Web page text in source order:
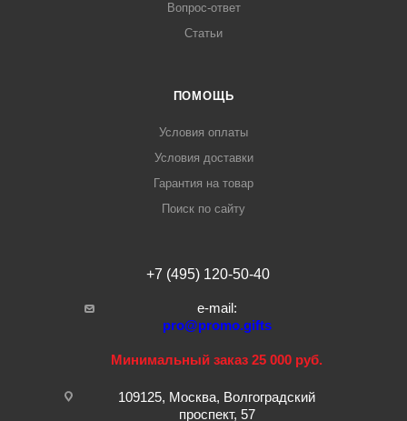
Вопрос-ответ
Статьи
ПОМОЩЬ
Условия оплаты
Условия доставки
Гарантия на товар
Поиск по сайту
+7 (495) 120-50-40
e-mail:
pro@promo.gifts
Минимальный заказ 25 000 руб.
109125, Москва, Волгоградский
проспект, 57